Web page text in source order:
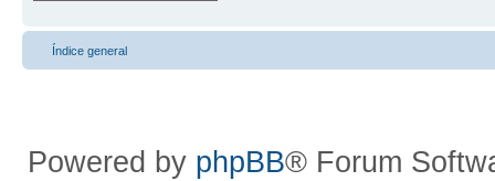
Índice general
Powered by phpBB® Forum